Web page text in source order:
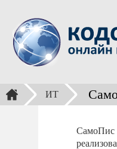
ИТ
СамоПис